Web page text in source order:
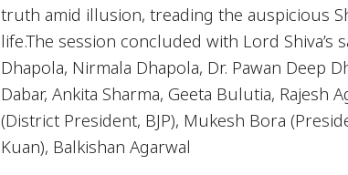
truth amid illusion, treading the auspicious
life.The session concluded with Lord Shiva’s
Dhapola, Nirmala Dhapola, Dr. Pawan Deep
Dabar, Ankita Sharma, Geeta Bulutia, Rajesh
(District President, BJP), Mukesh Bora
Kuan), Balkishan Agarwal